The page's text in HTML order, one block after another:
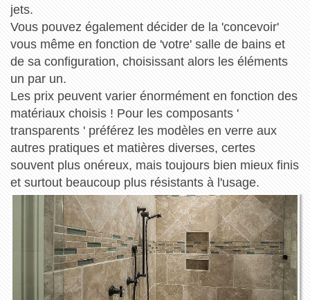
jets.
Vous pouvez également décider de la 'concevoir'
vous même en fonction de 'votre' salle de bains et
de sa configuration, choisissant alors les éléments
un par un.
Les prix peuvent varier énormément en fonction des
matériaux choisis ! Pour les composants '
transparents ' préférez les modèles en verre aux
autres pratiques et matières diverses, certes
souvent plus onéreux, mais toujours bien mieux finis
et surtout beaucoup plus résistants à l'usage.